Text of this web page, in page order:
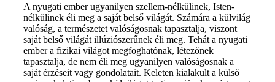
A nyugati ember ugyanilyen szellem-nélkülinek, Isten-
nélkülinek éli meg a saját belső világát. Számára a külvilág
valóság, a természetet valóságosnak tapasztalja, viszont
saját belső világát illúziószerűnek éli meg. Tehát a nyugati
ember a fizikai világot megfoghatónak, létezőnek
tapasztalja, de nem éli meg ugyanilyen valóságosnak a
saját érzéseit vagy gondolatait. Keleten kialakult a külső